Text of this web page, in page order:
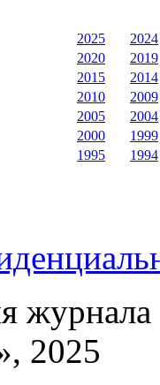
2025
2024
2020
2019
2015
2014
2010
2009
2005
2004
2000
1999
1995
1994
2025